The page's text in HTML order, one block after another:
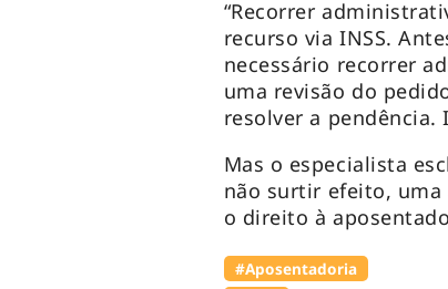
“Recorrer
recurso via INSS.
necessário recorrer
uma revisão do
resolver a pendência.
Mas o especialista
não surtir efeito,
o direito à
#Aposentadoria